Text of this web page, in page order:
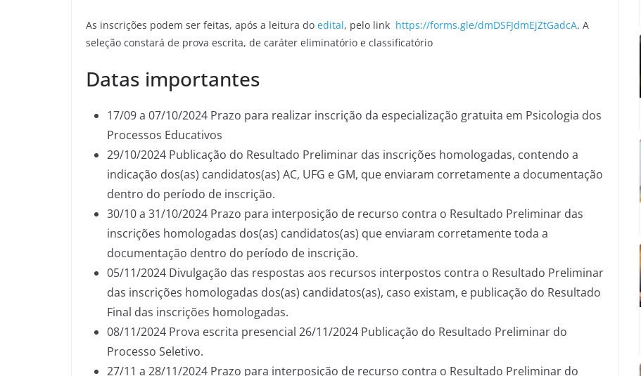
As inscrições podem ser feitas, após a leitura do edital, pelo link https://forms.gle/dmDSFJdmEjZtGadcA. A
seleção constará de prova escrita, de caráter eliminatório e classificatório
Datas importantes
17/09 a 07/10/2024 Prazo para realizar inscrição da especialização gratuita em Psicologia dos
Processos Educativos
29/10/2024 Publicação do Resultado Preliminar das inscrições homologadas, contendo a
indicação dos(as) candidatos(as) AC, UFG e GM, que enviaram corretamente a documentação
dentro do período de inscrição.
30/10 a 31/10/2024 Prazo para interposição de recurso contra o Resultado Preliminar das
inscrições homologadas dos(as) candidatos(as) que enviaram corretamente toda a
documentação dentro do período de inscrição.
05/11/2024 Divulgação das respostas aos recursos interpostos contra o Resultado Preliminar
das inscrições homologadas dos(as) candidatos(as), caso existam, e publicação do Resultado
Final das inscrições homologadas.
08/11/2024 Prova escrita presencial 26/11/2024 Publicação do Resultado Preliminar do
Processo Seletivo.
27/11 a 28/11/2024 Prazo para interposição de recurso contra o Resultado Preliminar do